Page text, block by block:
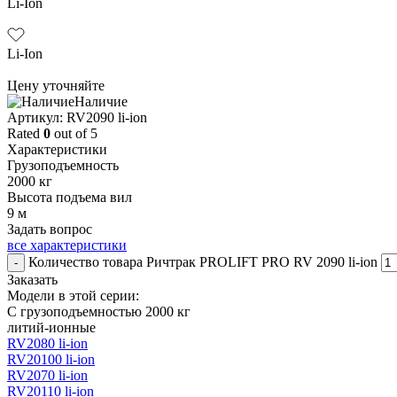
Li-Ion
Цену уточняйте
Наличие
Aртикул: RV2090 li-ion
Rated 0 out of 5
Характеристики
Грузоподъемность
2000 кг
Высота подъема вил
9 м
Задать вопрос
все характеристики
-
Количество товара Ричтрак PROLIFT PRO RV 2090 li-ion
Заказать
Модели в этой серии:
С грузоподъемностью 2000 кг
литий-ионные
RV2080 li-ion
RV20100 li-ion
RV2070 li-ion
RV20110 li-ion